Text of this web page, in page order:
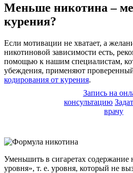
Меньше никотина –
курения?
Если мотивации не хватает, а
никотиновой зависимости есть,
помощью к нашим специалистам,
убеждения, применяют
кодирования от курения.
Запись на
консультацию
врачу
Уменьшить в сигаретах содержание
уровня», т. е. уровня, который не